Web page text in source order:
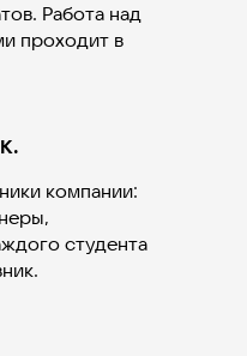
Работа над
проходит в
компании:
студента